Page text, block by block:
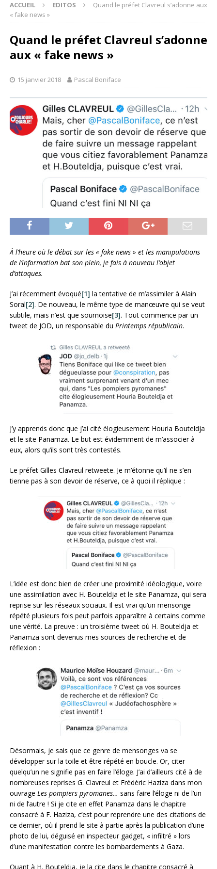
ACCUEIL EDITOS
Quand le préfet Clavreul s’adonne aux
« fake news »
Quand le préfet Clavreul s’adonne
aux « fake news »
15 janvier 2018 Pascal Boniface
À l’heure où le débat sur les « fake news » et les manipulations
de l’information bat son plein, je fais à nouveau l’objet
d’attaques.
J’ai récemment évoqué[1] la tentative de m’assimiler à Alain
Soral[2]. De nouveau, le même type de manœuvre qui se veut
subtile, mais n’est que sournoise[3]. Tout commence par un
tweet de JOD, un responsable du Printemps républicain.
J’y apprends donc que j’ai cité élogieusement Houria Bouteldja
et le site Panamza. Le but est évidemment de m’associer à
eux, alors qu’ils sont très contestés.
Le préfet Gilles Clavreul retweete. Je m’étonne qu’il ne s’en
tienne pas à son devoir de réserve, ce à quoi il réplique :
L’idée est donc bien de créer une proximité idéologique, voire
une assimilation avec H. Bouteldja et le site Panamza, qui sera
reprise sur les réseaux sociaux. Il est vrai qu’un mensonge
répété plusieurs fois peut parfois apparaître à certains comme
une vérité. La preuve : un troisième tweet où H. Bouteldja et
Panamza sont devenus mes sources de recherche et de
réflexion :
Désormais, je sais que ce genre de mensonges va se
développer sur la toile et être répété en boucle. Or, citer
quelqu’un ne signifie pas en faire l’éloge. J’ai d’ailleurs cité à de
nombreuses reprises G. Clavreul et Frédéric Haziza dans mon
ouvrage Les pompiers pyromanes… sans faire l’éloge ni de l’un
ni de l’autre ! Si je cite en effet Panamza dans le chapitre
consacré à F. Haziza, c’est pour reprendre une des citations de
ce dernier, où il prend le site à partie après la publication d’une
photo de lui, déguisé en inspecteur gadget, « infiltré » lors
d’une manifestation contre les bombardements à Gaza.
Quant à H. Bouteldja, je la cite dans le chapitre consacré à